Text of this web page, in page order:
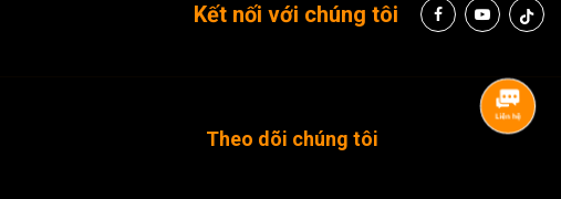
Kết nối với chúng tôi
Theo dõi chúng tôi